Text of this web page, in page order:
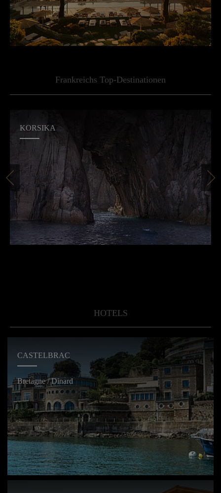
Frankreichs Top-Destinationen
KORSIKA
HOTELS
CASTELBRAC
Bretagne / Dinard